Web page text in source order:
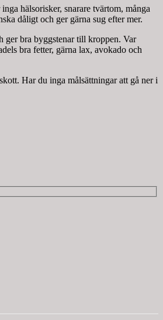
hälsorisker, snarare tvärtom, många
dåligt och ger gärna sug efter mer.
ger bra byggstenar till kroppen. Var
bra fetter, gärna lax, avokado och
Har du inga målsättningar att gå ner i